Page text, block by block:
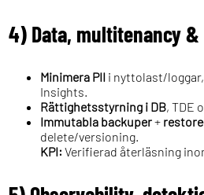
4) Data, multitenancy
Minimera PII i nyttolast/loggar,
Insights.
Rättighetsstyrning i DB, TDE
Immutabla backuper+
delete/versioning.
KPI: Verifierad återläsning